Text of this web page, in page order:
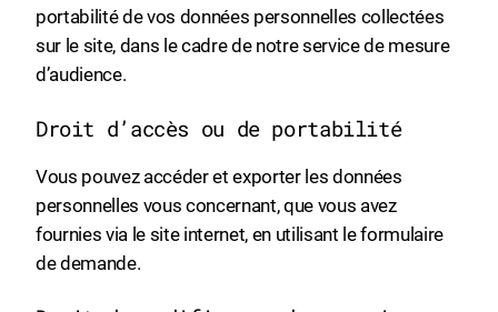
portabilité de vos données personnelles collectées
sur le site, dans le cadre de notre service de mesure
d’audience.
Droit d’accès ou de portabilité
Vous pouvez accéder et exporter les données
personnelles vous concernant, que vous avez
fournies via le site internet, en utilisant le formulaire
de demande.